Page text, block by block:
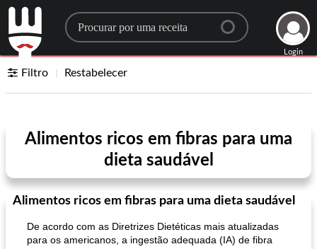
Search for a recipe
Login
Filtro Restabelecer
Alimentos ricos em fibras para uma
dieta saudável
Alimentos ricos em fibras para uma dieta saudável
De acordo com as Diretrizes Dietéticas mais atualizadas
para os americanos, a ingestão adequada (IA) de fibra